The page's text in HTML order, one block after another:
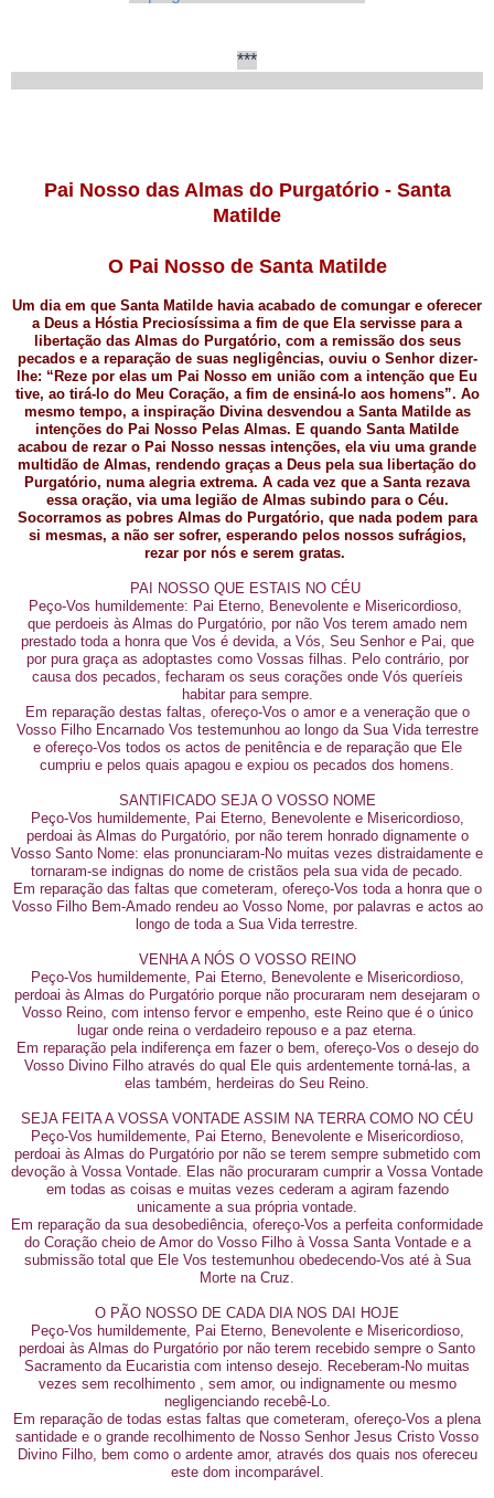
***
Pai Nosso das Almas do Purgatório - Santa
Matilde
O Pai Nosso de Santa Matilde
Um dia em que Santa Matilde havia acabado de comungar e oferecer
a Deus a Hóstia Preciosíssima a fim de que Ela servisse para a
libertação das Almas do Purgatório, com a remissão dos seus
pecados e a reparação de suas negligências, ouviu o Senhor dizer-
lhe: “Reze por elas um Pai Nosso em união com a intenção que Eu
tive, ao tirá-lo do Meu Coração, a fim de ensiná-lo aos homens”. Ao
mesmo tempo, a inspiração Divina desvendou a Santa Matilde as
intenções do Pai Nosso Pelas Almas. E quando Santa Matilde
acabou de rezar o Pai Nosso nessas intenções, ela viu uma grande
multidão de Almas, rendendo graças a Deus pela sua libertação do
Purgatório, numa alegria extrema. A cada vez que a Santa rezava
essa oração, via uma legião de Almas subindo para o Céu.
Socorramos as pobres Almas do Purgatório, que nada podem para
si mesmas, a não ser sofrer, esperando pelos nossos sufrágios,
rezar por nós e serem gratas.
PAI NOSSO QUE ESTAIS NO CÉU
Peço-Vos humildemente: Pai Eterno, Benevolente e Misericordioso,
que perdoeis às Almas do Purgatório, por não Vos terem amado nem
prestado toda a honra que Vos é devida, a Vós, Seu Senhor e Pai, que
por pura graça as adoptastes como Vossas filhas. Pelo contrário, por
causa dos pecados, fecharam os seus corações onde Vós queríeis
habitar para sempre.
Em reparação destas faltas, ofereço-Vos o amor e a veneração que o
Vosso Filho Encarnado Vos testemunhou ao longo da Sua Vida terrestre
e ofereço-Vos todos os actos de penitência e de reparação que Ele
cumpriu e pelos quais apagou e expiou os pecados dos homens.
SANTIFICADO SEJA O VOSSO NOME
Peço-Vos humildemente, Pai Eterno, Benevolente e Misericordioso,
perdoai às Almas do Purgatório, por não terem honrado dignamente o
Vosso Santo Nome: elas pronunciaram-No muitas vezes distraidamente e
tornaram-se indignas do nome de cristãos pela sua vida de pecado.
Em reparação das faltas que cometeram, ofereço-Vos toda a honra que o
Vosso Filho Bem-Amado rendeu ao Vosso Nome, por palavras e actos ao
longo de toda a Sua Vida terrestre.
VENHA A NÓS O VOSSO REINO
Peço-Vos humildemente, Pai Eterno, Benevolente e Misericordioso,
perdoai às Almas do Purgatório porque não procuraram nem desejaram o
Vosso Reino, com intenso fervor e empenho, este Reino que é o único
lugar onde reina o verdadeiro repouso e a paz eterna.
Em reparação pela indiferença em fazer o bem, ofereço-Vos o desejo do
Vosso Divino Filho através do qual Ele quis ardentemente torná-las, a
elas também, herdeiras do Seu Reino.
SEJA FEITA A VOSSA VONTADE ASSIM NA TERRA COMO NO CÉU
Peço-Vos humildemente, Pai Eterno, Benevolente e Misericordioso,
perdoai às Almas do Purgatório por não se terem sempre submetido com
devoção à Vossa Vontade. Elas não procuraram cumprir a Vossa Vontade
em todas as coisas e muitas vezes cederam a agiram fazendo
unicamente a sua própria vontade.
Em reparação da sua desobediência, ofereço-Vos a perfeita conformidade
do Coração cheio de Amor do Vosso Filho à Vossa Santa Vontade e a
submissão total que Ele Vos testemunhou obedecendo-Vos até à Sua
Morte na Cruz.
O PÃO NOSSO DE CADA DIA NOS DAI HOJE
Peço-Vos humildemente, Pai Eterno, Benevolente e Misericordioso,
perdoai às Almas do Purgatório por não terem recebido sempre o Santo
Sacramento da Eucaristia com intenso desejo. Receberam-No muitas
vezes sem recolhimento , sem amor, ou indignamente ou mesmo
negligenciando recebê-Lo.
Em reparação de todas estas faltas que cometeram, ofereço-Vos a plena
santidade e o grande recolhimento de Nosso Senhor Jesus Cristo Vosso
Divino Filho, bem como o ardente amor, através dos quais nos ofereceu
este dom incomparável.